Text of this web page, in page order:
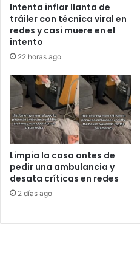
Intenta inflar llanta de
tráiler con técnica viral en
redes y casi muere en el
intento
22 horas ago
Limpia la casa antes de
pedir una ambulancia y
desata críticas en redes
2 días ago